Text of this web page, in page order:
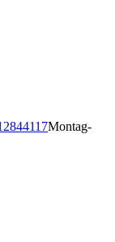
Montag-